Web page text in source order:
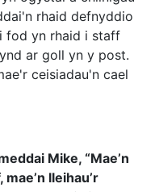
rhaid defnyddio
fod yn rhaid i staff
ar goll yn y post.
ceisiadau'n cael
Mike, “Mae’n
lleihau’r